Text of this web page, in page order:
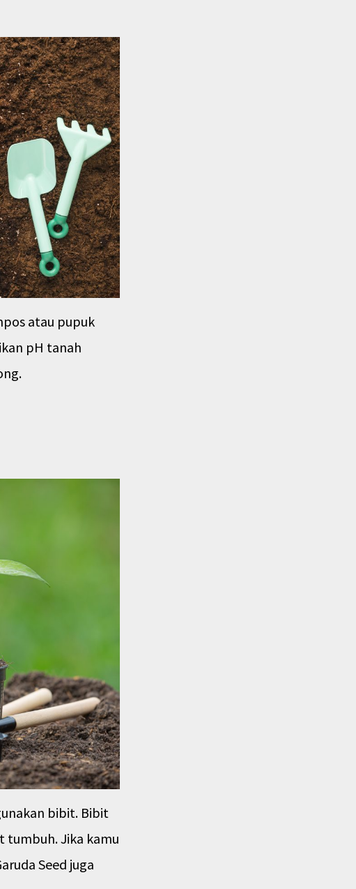
atau pupuk
pH tanah
bibit. Bibit
tumbuh. Jika kamu
Seed juga